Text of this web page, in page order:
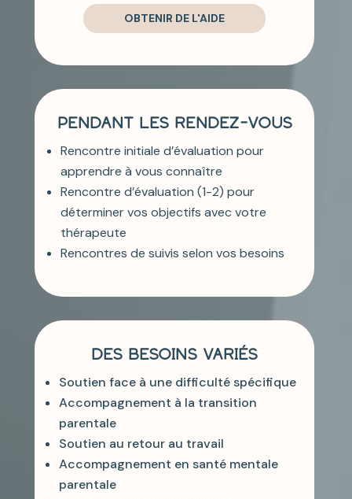
OBTENIR DE L'AIDE
PENDANT LES RENDEZ-VOUS
Rencontre initiale d’évaluation pour
apprendre à vous connaître
Rencontre d’évaluation (1-2) pour
déterminer vos objectifs avec votre
thérapeute
Rencontres de suivis selon vos besoins
DES BESOINS VARIÉS
Soutien face à une difficulté spécifique
Accompagnement à la transition
parentale
Soutien au retour au travail
Accompagnement en santé mentale
parentale